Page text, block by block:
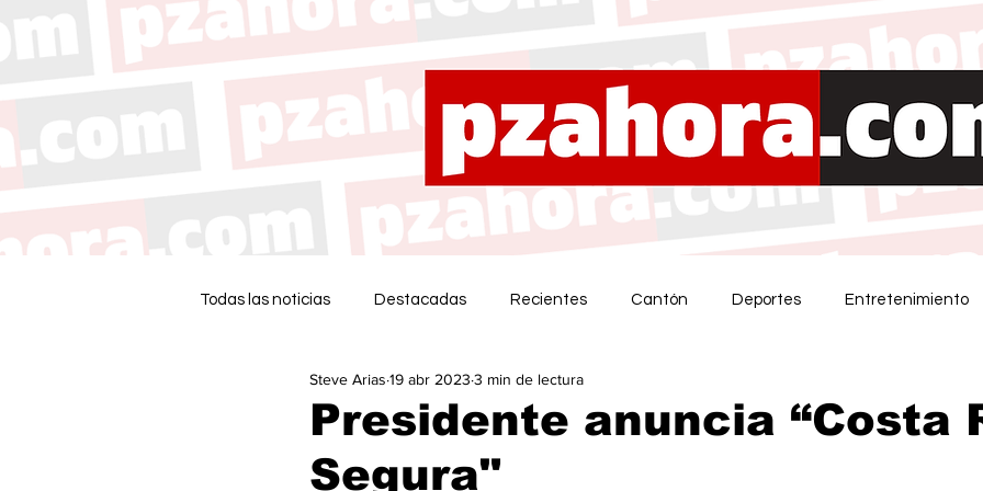
Todas las noticias Destacadas Recientes Cantón Deportes Entretenimiento
Presidente anuncia “Costa
Segura"
Steve Arias 19 abr 2023 3 min de lectura